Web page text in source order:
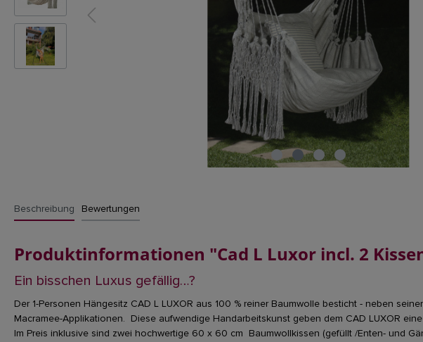
Beschreibung Bewertungen
Produktinformationen "Cad L Luxor incl. 2
Ein bisschen Luxus gefällig…?
Der 1-Personen Hängesitz CAD L LUXOR aus 100 % reiner Baumwolle besticht - neben
Macramee-Applikationen. Diese aufwendige Handarbeitskunst geben dem CAD LUXOR
Im Preis inklusive sind zwei hochwertige 60 x 60 cm Baumwollkissen (gefüllt /Enten- und